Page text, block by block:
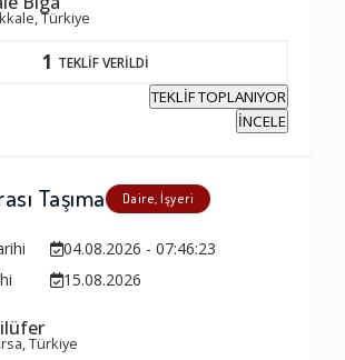
Türkiye
1 TEKLİF VERİLDİ
TEKLİF TOPLANIYOR
İNCELE
Taşıma Daire, İşyeri
04.08.2026 - 07:46:23
15.08.2026
Türkiye